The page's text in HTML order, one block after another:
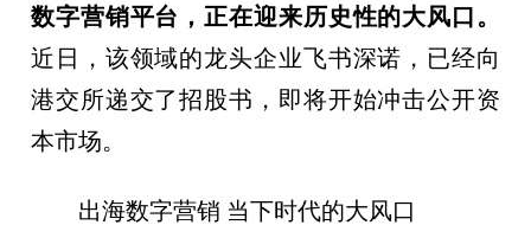
数字营销平台，正在迎来历史性的大风口。
近日，该领域的龙头企业飞书深诺，已经向
港交所递交了招股书，即将开始冲击公开资
本市场。
出海数字营销 当下时代的大风口